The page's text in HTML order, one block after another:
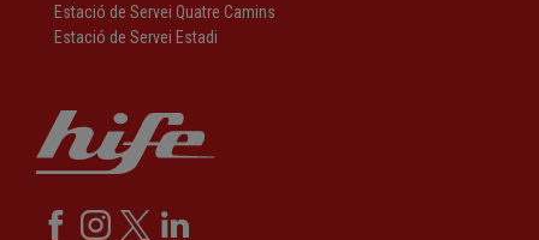
Estació de Servei Quatre Camins
Estació de Servei Estadi